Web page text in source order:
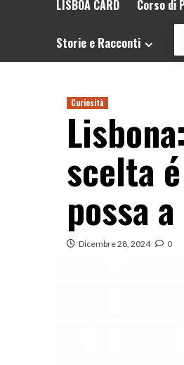
LISBOA CARD Corso di
Storie e Racconti
Curiosità
scelta
possa
Dicembre 28, 2024 0